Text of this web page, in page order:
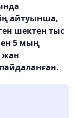
айтуынша,
шектен тыс
5 мың
жан